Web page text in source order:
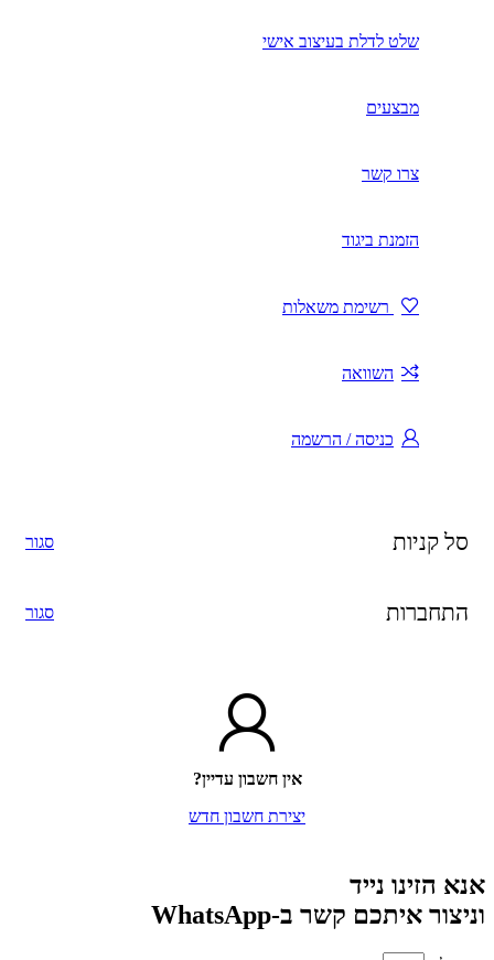
שלט לדלת בעיצוב אישי
מבצעים
צרו קשר
הזמנת ביגוד
רשימת משאלות
השוואה
כניסה / הרשמה
סל קניות סגור
התחברות סגור
אין חשבון עדיין?
יצירת חשבון חדש
אנא הזינו נייד
וניצור איתכם קשר ב-WhatsApp